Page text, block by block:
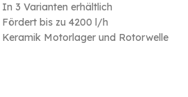
In 3 Varianten erhältlich
Fördert bis zu 4200 l/h
Keramik Motorlager und Rotorwelle